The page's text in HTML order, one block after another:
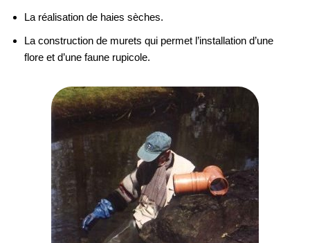
La réalisation de haies sèches.
La construction de murets qui permet l’installation d’une
flore et d’une faune rupicole.